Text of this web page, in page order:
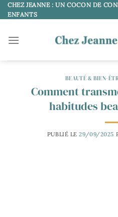
Passer
au
CHEZ JEANNE : UN COCON DE
ENFANTS
BEAUTÉ & BIEN-
Comment
habitudes
PUBLIÉ LE29/09/2025